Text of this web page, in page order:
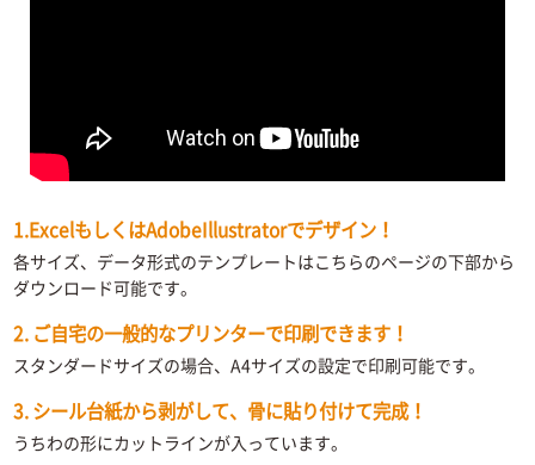
1.ExcelもしくはAdobeIllustratorでデザイン！
各サイズ、データ形式のテンプレートはこちらのページの下部から
ダウンロード可能です。
2. ご自宅の一般的なプリンターで印刷できます！
スタンダードサイズの場合、A4サイズの設定で印刷可能です。
3. シール台紙から剥がして、骨に貼り付けて完成！
うちわの形にカットラインが入っています。